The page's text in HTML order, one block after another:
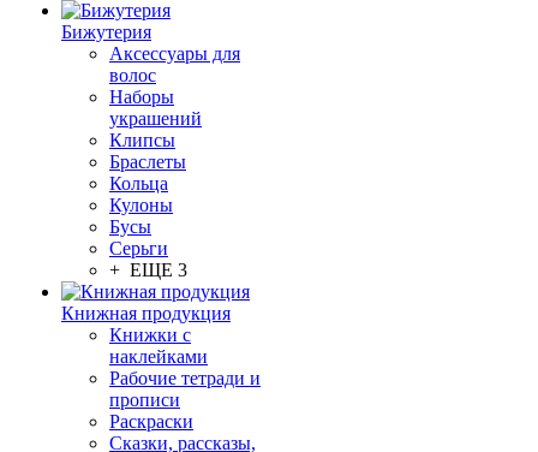
Бижутерия
Аксессуары для
волос
Наборы
украшений
Клипсы
Браслеты
Кольца
Кулоны
Бусы
Серьги
+ ЕЩЕ 3
Книжная продукция
Книжки с
наклейками
Рабочие тетради и
прописи
Раскраски
Сказки, рассказы,